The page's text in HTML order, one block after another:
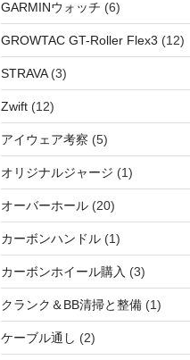
GARMINウォッチ (6)
GROWTAC GT-Roller Flex3 (12)
STRAVA(3)
Zwift(12)
アイウェア考察 (5)
オリジナルジャージ (1)
オーバーホール(20)
カーボンハンドル(1)
カーボンホイール購入 (3)
クランク＆BB清掃と整備(1)
ケーブル通し (2)